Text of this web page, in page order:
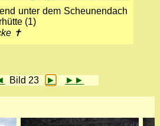
unter dem Scheunendach
(1)
✝
Bild 23 ► ►►